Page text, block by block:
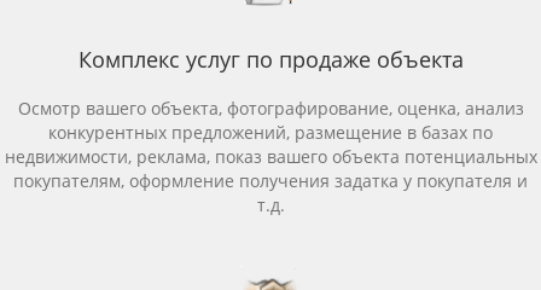
Комплекс услуг по продаже объекта
Осмотр вашего объекта, фотографирование, оценка, анализ
конкурентных предложений, размещение в базах по
недвижимости, реклама, показ вашего объекта потенциальных
покупателям, оформление получения задатка у покупателя и
т.д.